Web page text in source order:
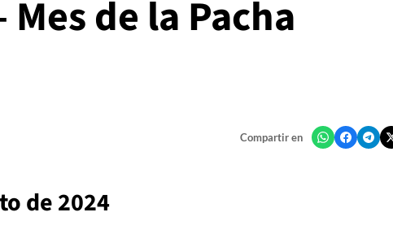
de la Pacha
Compartir en
de 2024